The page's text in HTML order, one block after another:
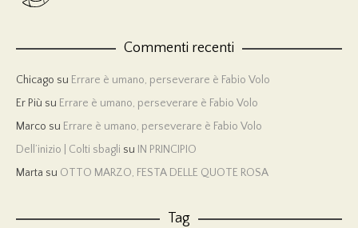
Commenti recenti
Chicago su Errare è umano, perseverare è Fabio Volo
Er Più su Errare è umano, perseverare è Fabio Volo
Marco su Errare è umano, perseverare è Fabio Volo
Dell’inizio | Colti sbagli su IN PRINCIPIO
Marta su OTTO MARZO, FESTA DELLE QUOTE ROSA
Tag